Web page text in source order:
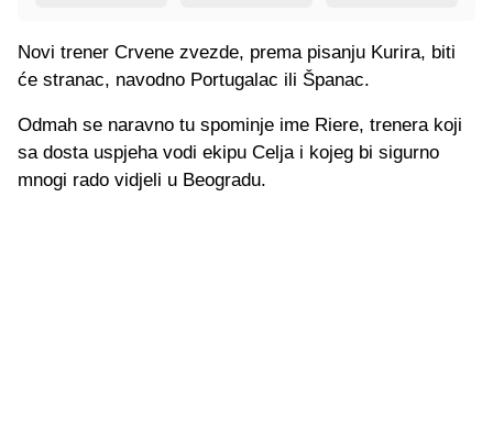
Novi trener Crvene zvezde, prema pisanju Kurira, biti
će stranac, navodno Portugalac ili Španac.
Odmah se naravno tu spominje ime Riere, trenera koji
sa dosta uspjeha vodi ekipu Celja i kojeg bi sigurno
mnogi rado vidjeli u Beogradu.